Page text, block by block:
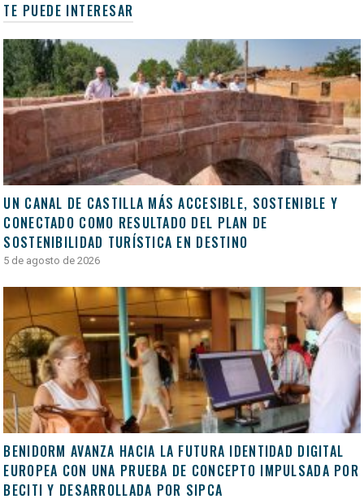
TE PUEDE INTERESAR
UN CANAL DE CASTILLA MÁS ACCESIBLE, SOSTENIBLE Y
CONECTADO COMO RESULTADO DEL PLAN DE
SOSTENIBILIDAD TURÍSTICA EN DESTINO
5 de agosto de 2026
BENIDORM AVANZA HACIA LA FUTURA IDENTIDAD DIGITAL
EUROPEA CON UNA PRUEBA DE CONCEPTO IMPULSADA POR
BECITI Y DESARROLLADA POR SIPCA